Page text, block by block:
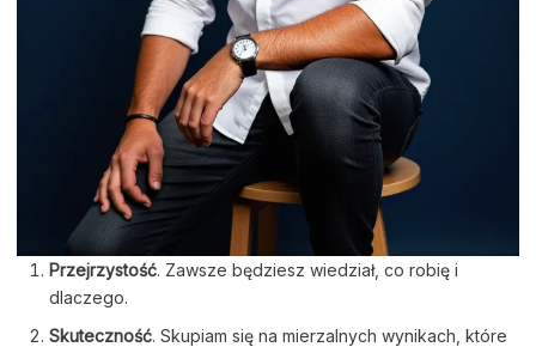
Przejrzystość. Zawsze będziesz wiedział, co robię i
dlaczego.
Skuteczność. Skupiam się na mierzalnych wynikach, które